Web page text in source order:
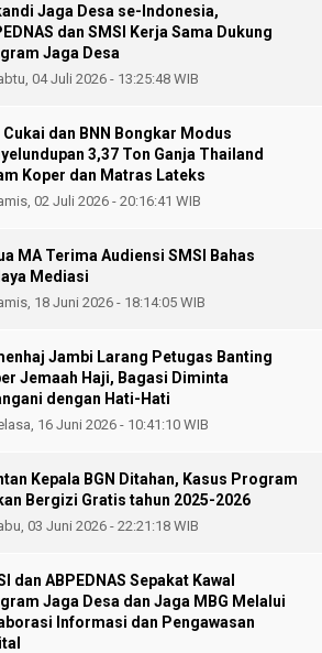
Jaga Desa se-Indonesia,
dan SMSI Kerja Sama Dukung
Jaga Desa
04 Juli 2026 - 13:25:48 WIB
Cukai dan BNN Bongkar Modus
3,37 Ton Ganja Thailand
Koper dan Matras Lateks
02 Juli 2026 - 20:16:41 WIB
MA Terima Audiensi SMSI Bahas
Mediasi
18 Juni 2026 - 18:14:05 WIB
Jambi Larang Petugas Banting
Jemaah Haji, Bagasi Diminta
dengan Hati-Hati
16 Juni 2026 - 10:41:10 WIB
Kepala BGN Ditahan, Kasus Program
Bergizi Gratis tahun 2025-2026
03 Juni 2026 - 22:21:18 WIB
dan ABPEDNAS Sepakat Kawal
Jaga Desa dan Jaga MBG Melalui
Informasi dan Pengawasan